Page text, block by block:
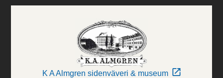
K A Almgren sidenväveri & museum